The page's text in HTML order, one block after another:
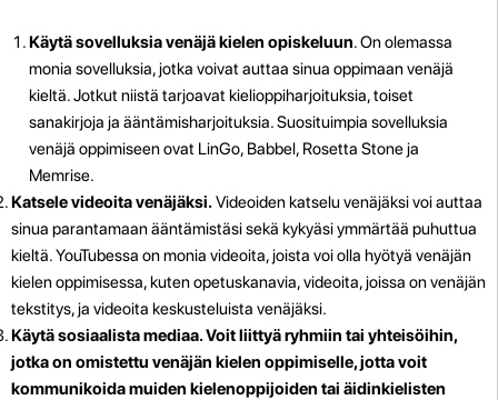
Käytä sovelluksia venäjä kielen opiskeluun. On olemassa
monia sovelluksia, jotka voivat auttaa sinua oppimaan venäjä
kieltä. Jotkut niistä tarjoavat kielioppiharjoituksia, toiset
sanakirjoja ja ääntämisharjoituksia. Suosituimpia sovelluksia
venäjä oppimiseen ovat LinGo, Babbel, Rosetta Stone ja
Memrise.
Katsele videoita venäjäksi.Videoiden katselu venäjäksi voi auttaa
sinua parantamaan ääntämistäsi sekä kykyäsi ymmärtää puhuttua
kieltä. YouTubessa on monia videoita, joista voi olla hyötyä venäjän
kielen oppimisessa, kuten opetuskanavia, videoita, joissa on venäjän
tekstitys, ja videoita keskusteluista venäjäksi.
Käytä sosiaalista mediaa. Voit liittyä ryhmiin tai yhteisöihin,
jotka on omistettu venäjän kielen oppimiselle, jotta voit
kommunikoida muiden kielenoppijoiden tai äidinkielisten